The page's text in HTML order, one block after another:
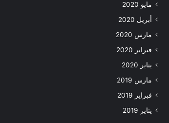
مايو 2020
أبريل 2020
مارس 2020
فبراير 2020
يناير 2020
مارس 2019
فبراير 2019
يناير 2019